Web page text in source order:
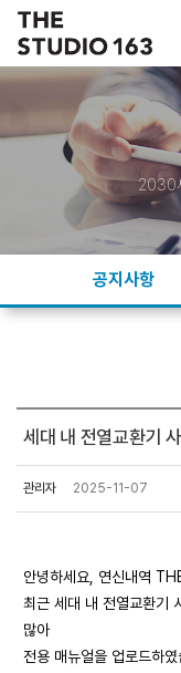
2030
공지사항
세대 내 전열교환기
관리자 2025-11-07
안녕하세요, 연신내역
최근 세대 내 전열교환기
많아
전용 매뉴얼을 업로드하였